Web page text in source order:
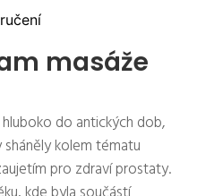
masáže
do antických dob,
kolem tématu
pro zdraví prostaty.